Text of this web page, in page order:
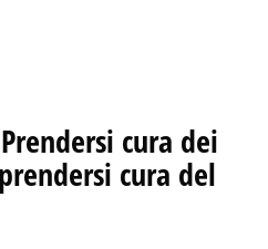
cura dei
cura del